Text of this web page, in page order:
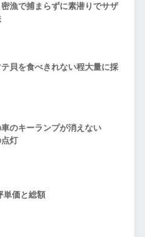
漁で捕まらずに素潜りでサザ
貝を食べきれない程大量に採
車のキーランプが消えない
灯
単価と総額